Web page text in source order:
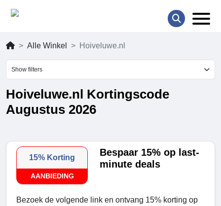
Alle Winkel Hoiveluwe.nl
Show filters
Hoiveluwe.nl Kortingscode
Augustus 2026
15% Korting
AANBIEDING
Bespaar 15% op last-
minute deals
Bezoek de volgende link en ontvang 15% korting op